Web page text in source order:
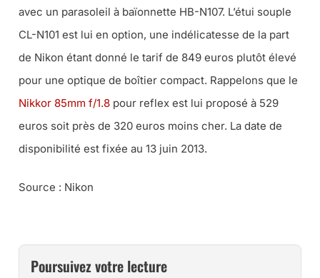
avec un parasoleil à baïonnette HB-N107. L’étui souple
CL-N101 est lui en option, une indélicatesse de la part
de Nikon étant donné le tarif de 849 euros plutôt élevé
pour une optique de boîtier compact. Rappelons que le
Nikkor 85mm f/1.8 pour reflex est lui proposé à 529
euros soit près de 320 euros moins cher. La date de
disponibilité est fixée au 13 juin 2013.
Source : Nikon
Poursuivez votre lecture